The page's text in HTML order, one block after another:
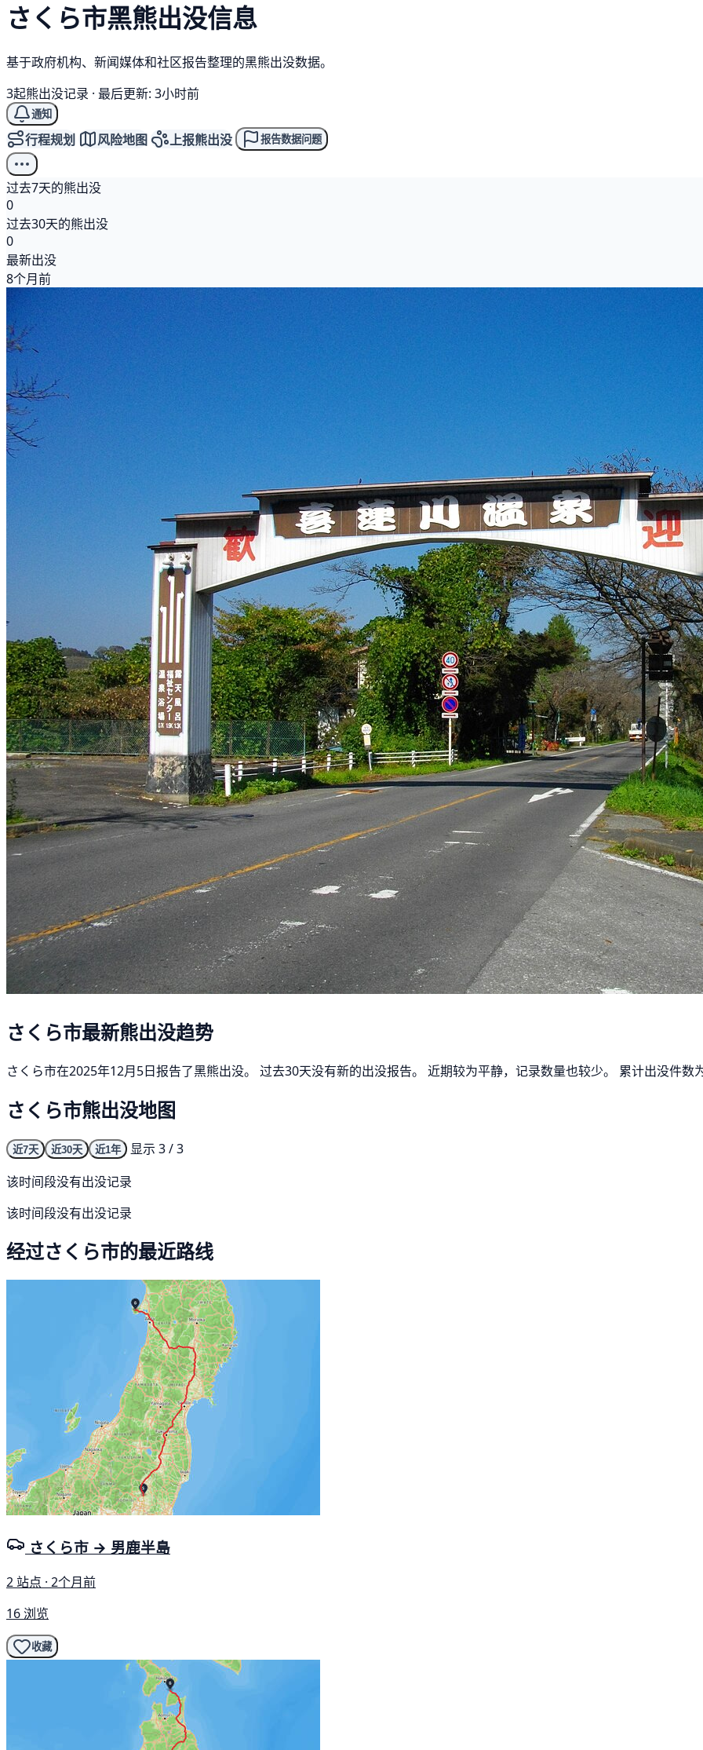
さくら市黑熊出没信息
基于政府机构、新闻媒体和社区报告整理的黑熊出没数据。
3起熊出没记录 · 最后更新: 3小时前
通知
行程规划 风险地图 上报熊出没 报告数据问题
过去7天的熊出没
0
过去30天的熊出没
0
最新出没
8个月前
さくら市最新熊出没趋势
さくら市在2025年12月5日报告了黑熊出没。 过去30天没有新的出没报告。 近期较为平静，记录数量也较少。 累计出没件数
さくら市熊出没地图
近7天 近30天 近1年
显示 3 / 3
该时间段没有出没记录
该时间段没有出没记录
经过さくら市的最近路线
さくら市 → 男鹿半島
2 站点 · 2个月前
16 浏览
收藏